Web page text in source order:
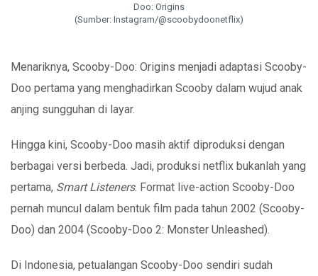
Doo: Origins
(Sumber: Instagram/@scoobydoonetflix)
Menariknya, Scooby-Doo: Origins menjadi adaptasi Scooby-
Doo pertama yang menghadirkan Scooby dalam wujud anak
anjing sungguhan di layar.
Hingga kini, Scooby-Doo masih aktif diproduksi dengan
berbagai versi berbeda. Jadi, produksi netflix bukanlah yang
pertama, Smart Listeners. Format live-action Scooby-Doo
pernah muncul dalam bentuk film pada tahun 2002 (Scooby-
Doo) dan 2004 (Scooby-Doo 2: Monster Unleashed).
Di Indonesia, petualangan Scooby-Doo sendiri sudah